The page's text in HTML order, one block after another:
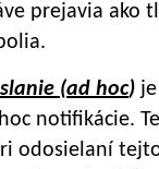
prejavia ako
(ad hoc)
notifikácie.
odosielaní